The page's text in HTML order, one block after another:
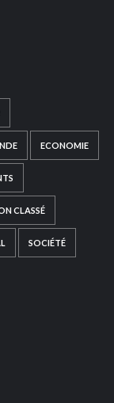
ECONOMIE
CLASSÉ
SOCIÉTÉ